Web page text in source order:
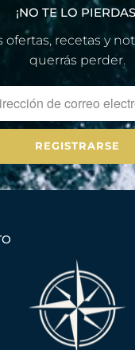
¡NO TE LO
ofertas, recetas y
querrás perder.